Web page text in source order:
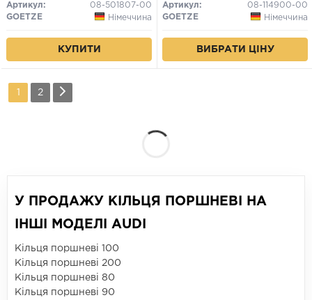
Артикул:
08-501807-00
GOETZE
Німеччина
КУПИТИ
Артикул:
08-114900-00
GOETZE
Німеччина
ВИБРАТИ ЦІНУ
1 2
У ПРОДАЖУ КІЛЬЦЯ ПОРШНЕВІ НА
ІНШІ МОДЕЛІ AUDI
Кільця поршневі 100
Кільця поршневі 200
Кільця поршневі 80
Кільця поршневі 90